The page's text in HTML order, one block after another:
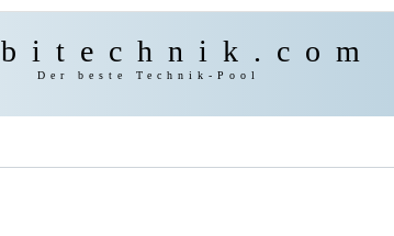
Der beste Technik-Pool